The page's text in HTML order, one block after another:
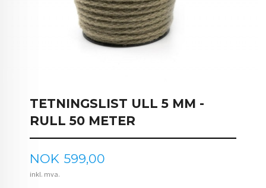
TETNINGSLIST ULL 5 MM -
RULL 50 METER
Pris
NOK 599,00
inkl. mva.